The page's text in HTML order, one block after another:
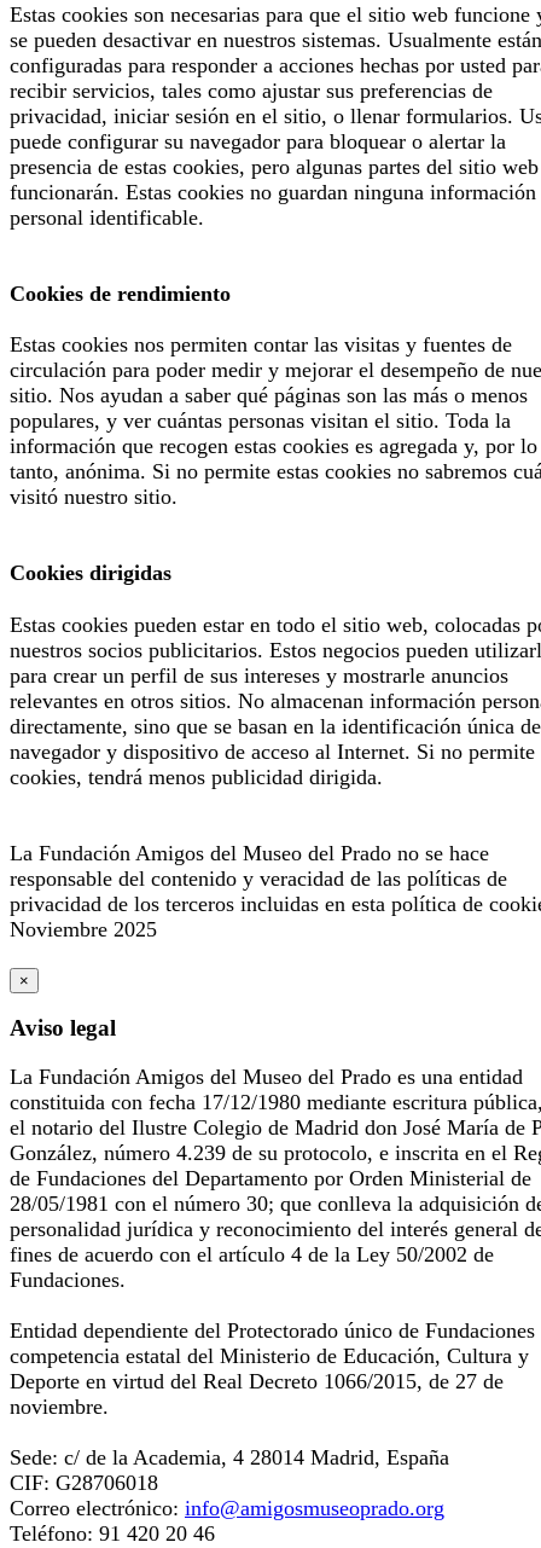
Estas cookies son necesarias para que el sitio web funcione
se pueden desactivar en nuestros sistemas. Usualmente están
configuradas para responder a acciones hechas por usted
recibir servicios, tales como ajustar sus preferencias de
privacidad, iniciar sesión en el sitio, o llenar formularios.
puede configurar su navegador para bloquear o alertar la
presencia de estas cookies, pero algunas partes del sitio
funcionarán. Estas cookies no guardan ninguna información
personal identificable.
Cookies de rendimiento
Estas cookies nos permiten contar las visitas y fuentes de
circulación para poder medir y mejorar el desempeño de
sitio. Nos ayudan a saber qué páginas son las más o menos
populares, y ver cuántas personas visitan el sitio. Toda la
información que recogen estas cookies es agregada y, por lo
tanto, anónima. Si no permite estas cookies no sabremos
visitó nuestro sitio.
Cookies dirigidas
Estas cookies pueden estar en todo el sitio web, colocadas
nuestros socios publicitarios. Estos negocios pueden
para crear un perfil de sus intereses y mostrarle anuncios
relevantes en otros sitios. No almacenan información
directamente, sino que se basan en la identificación única
navegador y dispositivo de acceso al Internet. Si no permite
cookies, tendrá menos publicidad dirigida.
La Fundación Amigos del Museo del Prado no se hace
responsable del contenido y veracidad de las políticas de
privacidad de los terceros incluidas en esta política de
Noviembre 2025
×
Aviso legal
La Fundación Amigos del Museo del Prado es una entidad
constituida con fecha 17/12/1980 mediante escritura
el notario del Ilustre Colegio de Madrid don José María de
González, número 4.239 de su protocolo, e inscrita en el
de Fundaciones del Departamento por Orden Ministerial de
28/05/1981 con el número 30; que conlleva la adquisición
personalidad jurídica y reconocimiento del interés general
fines de acuerdo con el artículo 4 de la Ley 50/2002 de
Fundaciones.
Entidad dependiente del Protectorado único de Fundaciones
competencia estatal del Ministerio de Educación, Cultura y
Deporte en virtud del Real Decreto 1066/2015, de 27 de
noviembre.
Sede: c/ de la Academia, 4 28014 Madrid, España
CIF: G28706018
Correo electrónico: info@amigosmuseoprado.org
Teléfono: 91 420 20 46